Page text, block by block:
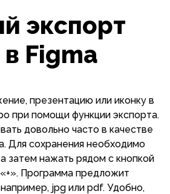
экспорт
Figma
презентацию или иконку в
при помощи функции экспорта.
довольно часто в качестве
Для сохранения необходимо
затем нажать рядом с кнопкой
Программа предложит
jpg или pdf. Удобно,